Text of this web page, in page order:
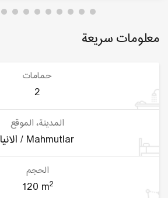
معلومات سريعة
حمامات
2
المدينة، الموقع
الانيا / Mahmutlar
الحجم
120 m2